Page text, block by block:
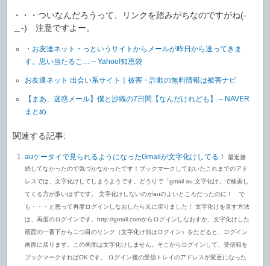
・・・ついなんだろうって、リンクを踏みがちなのですがね(-
＿-) 注意ですよー。
・お友達ネット・っというサイトからメールが昨日から送ってきま
す。思い当たるこ… – Yahoo!知恵袋
お友達ネット 出会い系サイト｜被害・詐欺の無料情報は被害ナビ
【まあ、迷惑メール】僕と沙織の7日間【なんだけれども】 – NAVER
まとめ
関連する記事:
auケータイで見られるようになったGmailが文字化けしてる！ 最近接
続してなかったので気づかなかったです！ブックマークしておいたこれまでのアド
レスでは、文字化けしてしまうようです。どうりで「gmail au 文字化け」で検索し
てくる方が多いはずです。 文字化けしないのがauのよいところだったのに！ で
も・・・と思って再度ログインしなおしたら元に戻りました！ 文字化けを直す方法
は、再度のログインです。http://gmail.comからログインしなおすか、文字化けした
画面の一番下から二つ目のリンク（文字化け前はログイン）をたどると、ログイン
画面に戻ります。この画面は文字化けしません。そこからログインして、受信箱を
ブックマークすればOKです。 ログイン後の受信トレイのアドレスが変更になった